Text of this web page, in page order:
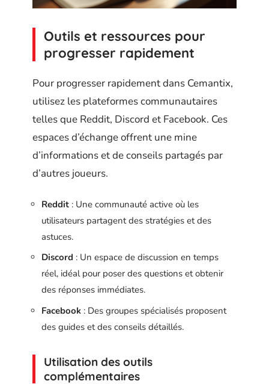
Outils et ressources pour
progresser rapidement
Pour progresser rapidement dans Cemantix,
utilisez les plateformes communautaires
telles que Reddit, Discord et Facebook. Ces
espaces d’échange offrent une mine
d’informations et de conseils partagés par
d’autres joueurs.
Reddit : Une communauté active où les
utilisateurs partagent des stratégies et des
astuces.
Discord : Un espace de discussion en temps
réel, idéal pour poser des questions et obtenir
des réponses immédiates.
Facebook : Des groupes spécialisés proposent
des guides et des conseils détaillés.
Utilisation des outils
complémentaires